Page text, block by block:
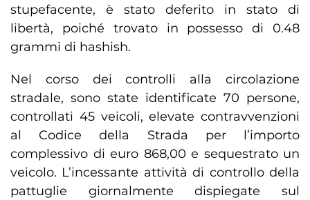
stupefacente, è stato deferito in stato di
libertà, poiché trovato in possesso di 0.48
grammi di hashish.
Nel corso dei controlli alla circolazione
stradale, sono state identificate 70 persone,
controllati 45 veicoli, elevate contravvenzioni
al Codice della Strada per l’importo
complessivo di euro 868,00 e sequestrato un
veicolo. L’incessante attività di controllo della
pattuglie giornalmente dispiegate sul